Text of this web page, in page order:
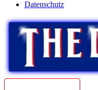
Datenschutz